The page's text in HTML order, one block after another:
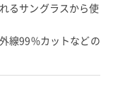
るサングラスから使
線99%カットなどの